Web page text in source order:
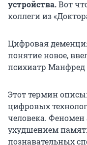
устройства.Вот
коллеги из
Цифровая
понятие новое,
психиатр Манфред
Этот термин
цифровых
человека. Феномен
ухудшением
познавательных